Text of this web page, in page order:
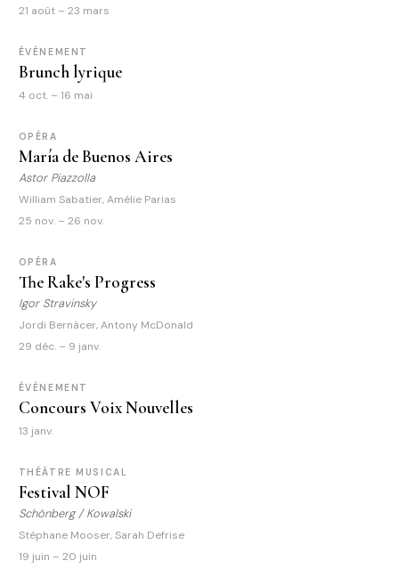
21 août – 23 mars
ÉVÉNEMENT
Brunch lyrique
4 oct. – 16 mai
OPÉRA
María de Buenos Aires
Astor Piazzolla
William Sabatier, Amélie Parias
25 nov. – 26 nov.
OPÉRA
The Rake's Progress
Igor Stravinsky
Jordi Bernàcer, Antony McDonald
29 déc. – 9 janv.
ÉVÉNEMENT
Concours Voix Nouvelles
13 janv.
THÉÂTRE MUSICAL
Festival NOF
Schönberg / Kowalski
Stéphane Mooser, Sarah Defrise
19 juin – 20 juin